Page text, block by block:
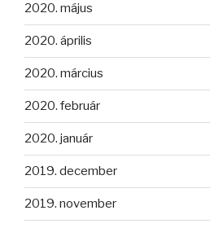
2020. május
2020. április
2020. március
2020. február
2020. január
2019. december
2019. november